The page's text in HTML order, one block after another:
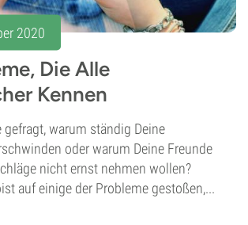
2020
Die Alle
Kennen
gefragt, warum ständig Deine
oder warum Deine Freunde
nicht ernst nehmen wollen?
auf einige der Probleme gestoßen,...